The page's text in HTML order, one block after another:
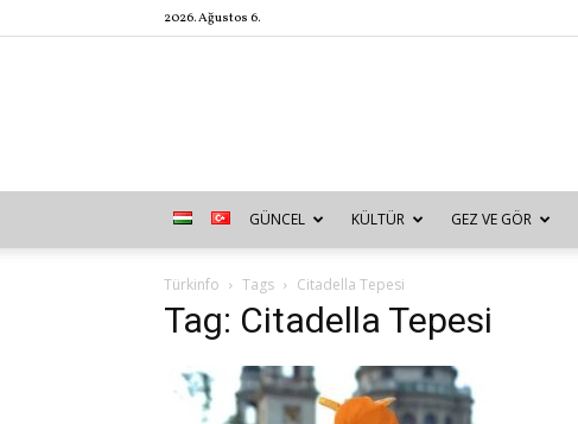
2026. Ağustos 6.
GÜNCEL KÜLTÜR GEZ VE GÖR
Türkinfo Tags Citadella Tepesi
Tag: Citadella Tepesi